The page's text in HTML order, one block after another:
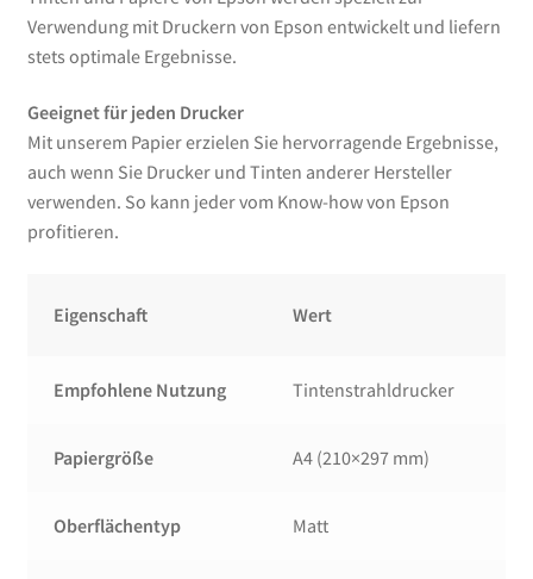
Verwendung mit Druckern von Epson entwickelt und liefern
stets optimale Ergebnisse.
Geeignet für jeden Drucker
Mit unserem Papier erzielen Sie hervorragende Ergebnisse,
auch wenn Sie Drucker und Tinten anderer Hersteller
verwenden. So kann jeder vom Know-how von Epson
profitieren.
Eigenschaft Wert
Empfohlene Nutzung Tintenstrahldrucker
Papiergröße A4 (210×297 mm)
Oberflächentyp Matt